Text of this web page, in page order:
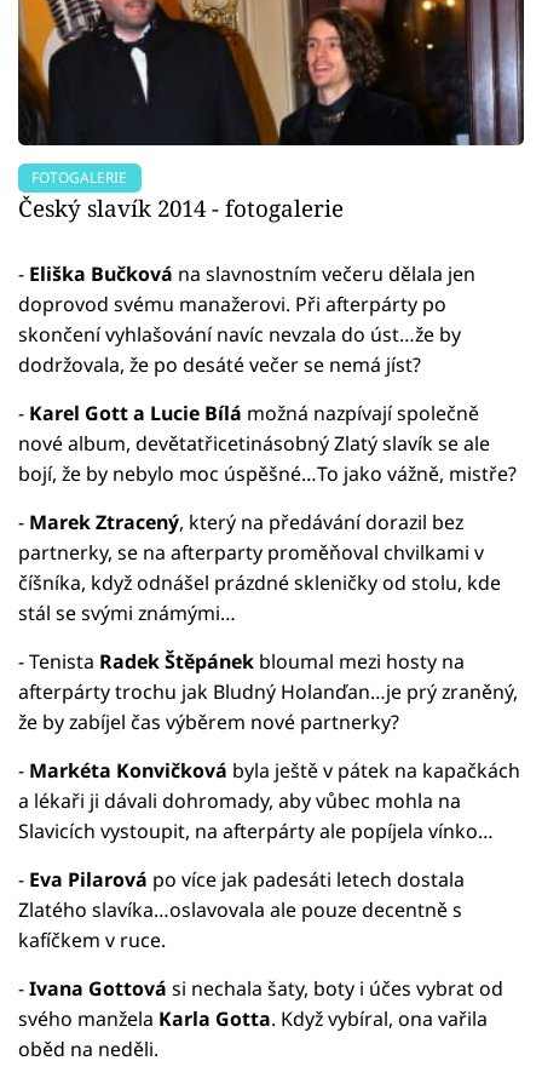
FOTOGALERIE
Český slavík 2014 - fotogalerie
- Eliška Bučková na slavnostním večeru dělala jen
doprovod svému manažerovi. Při afterpárty po
skončení vyhlašování navíc nevzala do úst…že by
dodržovala, že po desáté večer se nemá jíst?
- Karel Gott a Lucie Bílá možná nazpívají společně
nové album, devětatřicetinásobný Zlatý slavík se ale
bojí, že by nebylo moc úspěšné…To jako vážně, mistře?
- Marek Ztracený, který na předávání dorazil bez
partnerky, se na afterparty proměňoval chvilkami v
číšníka, když odnášel prázdné skleničky od stolu, kde
stál se svými známými…
- Tenista Radek Štěpánek bloumal mezi hosty na
afterpárty trochu jak Bludný Holanďan…je prý zraněný,
že by zabíjel čas výběrem nové partnerky?
- Markéta Konvičková byla ještě v pátek na kapačkách
a lékaři ji dávali dohromady, aby vůbec mohla na
Slavicích vystoupit, na afterpárty ale popíjela vínko…
- Eva Pilarová po více jak padesáti letech dostala
Zlatého slavíka…oslavovala ale pouze decentně s
kafíčkem v ruce.
-Ivana Gottová si nechala šaty, boty i účes vybrat od
svého manžela Karla Gotta. Když vybíral, ona vařila
oběd na neděli.